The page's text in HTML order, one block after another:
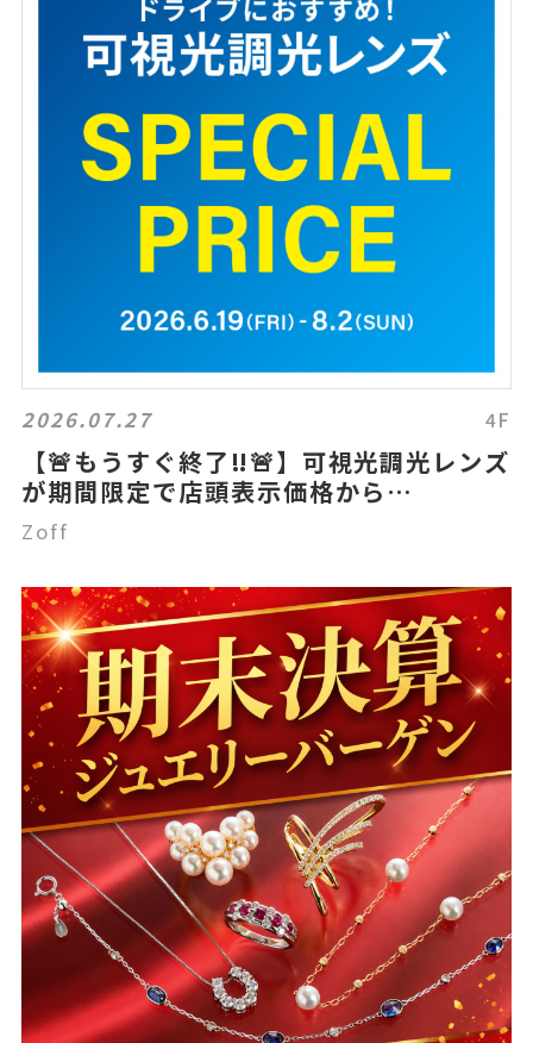
2026.07.27 4F
【🚨もうすぐ終了‼🚨】可視光調光レンズ
が期間限定で店頭表示価格から
20%OFF！😎✨
Zoff